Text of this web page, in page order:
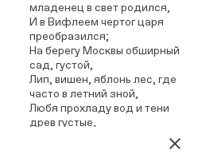
младенец в свет родился,
И в Вифлеем чертог царя
преобразился;
На берегу Москвы обширный
сад, густой,
Лип, вишен, яблонь лес, где
часто в летний зной,
Любя прохладу вод и тени
древ густые,